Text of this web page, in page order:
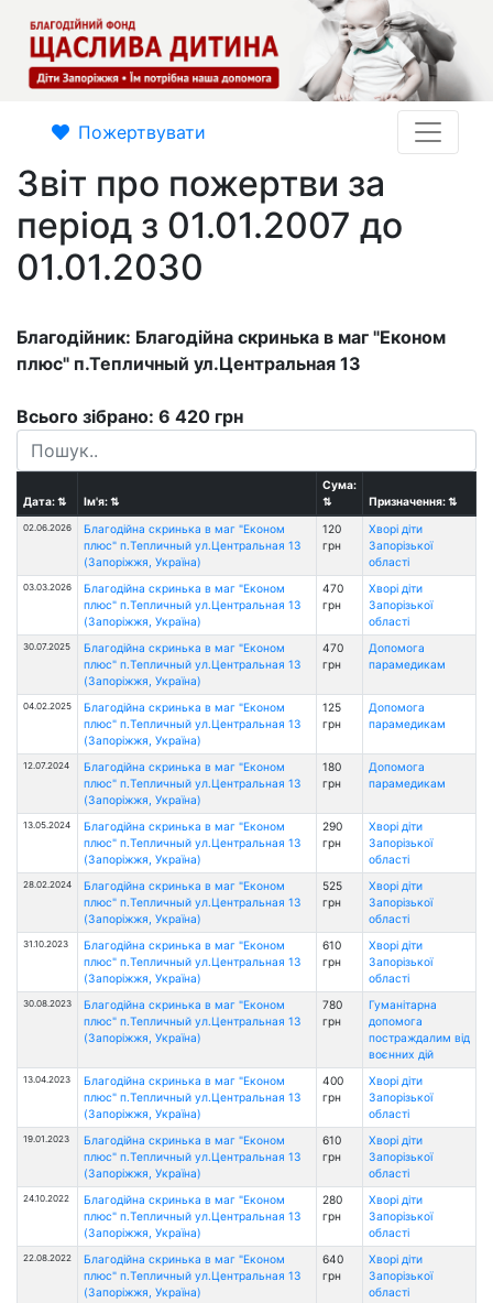
Пожертвувати
Звіт про пожертви за
період з 01.01.2007 до
01.01.2030
Благодійник: Благодійна скринька в маг "Економ
плюс" п.Тепличный ул.Центральная 13
Всього зібрано: 6 420 грн
Дата:⇅ Ім'я:⇅
Сума:
⇅
Призначення:⇅
02.06.2026
Благодійна скринька в маг "Економ
плюс" п.Тепличный ул.Центральная 13
(Запоріжжя, Україна)
120
грн
Хворі діти
Запорізької
області
03.03.2026
Благодійна скринька в маг "Економ
плюс" п.Тепличный ул.Центральная 13
(Запоріжжя, Україна)
470
грн
Хворі діти
Запорізької
області
30.07.2025
Благодійна скринька в маг "Економ
плюс" п.Тепличный ул.Центральная 13
(Запоріжжя, Україна)
470
грн
Допомога
парамедикам
04.02.2025
Благодійна скринька в маг "Економ
плюс" п.Тепличный ул.Центральная 13
(Запоріжжя, Україна)
125
грн
Допомога
парамедикам
12.07.2024
Благодійна скринька в маг "Економ
плюс" п.Тепличный ул.Центральная 13
(Запоріжжя, Україна)
180
грн
Допомога
парамедикам
13.05.2024
Благодійна скринька в маг "Економ
плюс" п.Тепличный ул.Центральная 13
(Запоріжжя, Україна)
290
грн
Хворі діти
Запорізької
області
28.02.2024
Благодійна скринька в маг "Економ
плюс" п.Тепличный ул.Центральная 13
(Запоріжжя, Україна)
525
грн
Хворі діти
Запорізької
області
31.10.2023
Благодійна скринька в маг "Економ
плюс" п.Тепличный ул.Центральная 13
(Запоріжжя, Україна)
610
грн
Хворі діти
Запорізької
області
30.08.2023
Благодійна скринька в маг "Економ
плюс" п.Тепличный ул.Центральная 13
(Запоріжжя, Україна)
780
грн
Гуманітарна
допомога
постраждалим від
воєнних дій
13.04.2023
Благодійна скринька в маг "Економ
плюс" п.Тепличный ул.Центральная 13
(Запоріжжя, Україна)
400
грн
Хворі діти
Запорізької
області
19.01.2023
Благодійна скринька в маг "Економ
плюс" п.Тепличный ул.Центральная 13
(Запоріжжя, Україна)
610
грн
Хворі діти
Запорізької
області
24.10.2022
Благодійна скринька в маг "Економ
плюс" п.Тепличный ул.Центральная 13
(Запоріжжя, Україна)
280
грн
Хворі діти
Запорізької
області
22.08.2022
Благодійна скринька в маг "Економ
плюс" п.Тепличный ул.Центральная 13
(Запоріжжя, Україна)
640
грн
Хворі діти
Запорізької
області